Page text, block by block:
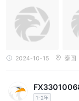
2024-10-15 泰国
1-2年